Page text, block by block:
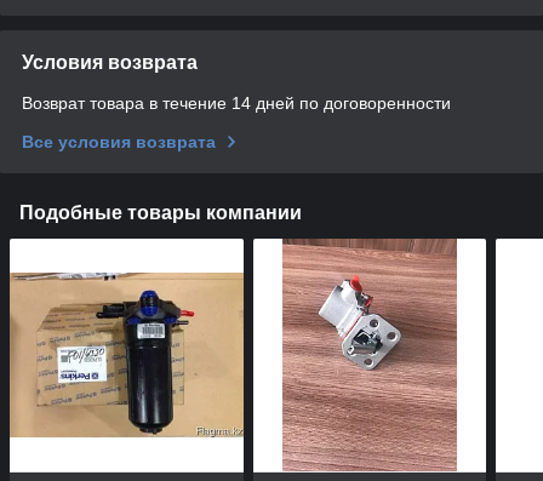
Условия возврата
Возврат товара в течение 14 дней по договоренности
Все условия возврата
Подобные товары компании